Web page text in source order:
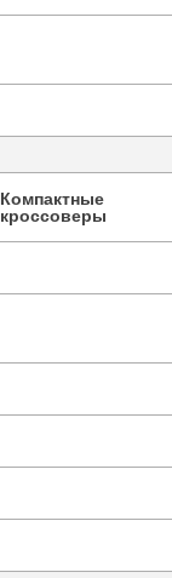
Компактные
кроссоверы